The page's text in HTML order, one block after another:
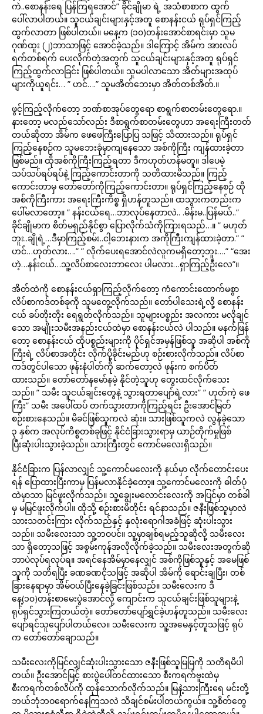
ကဲ..စောနန်းရေ ပြန်ကြရအောင်” ခိုင်ချိုမာ ရဲ့ အသံစာစာက ထွက်
ပေါ်လာပါတယ်။ သူငယ်ချင်းများနှင့်အတူ စောနန်းငယ် ရုပ်ရှင်ကြည့်
ထွက်လာတာ ဖြစ်ပါတယ်။ မနေ့က (၁၀)တန်းအောင်စာရင်းမှာ သူမ
ဂုဏ်ထူး (၂)ဘာသာဖြင့် အောင်ခဲ့သည်။ ဒါကြောင့် အိမ်က အားလပ်
ရက်တစ်ရက် ပေးလိုက်တဲ့အတွက် သူငယ်ချင်းများနှင့်အတူ ရုပ်ရှင်
ကြည့်ထွက်လာခြင်း ဖြစ်ပါတယ်။ သူမပါလာသော အိတ်များအထုပ်
များကိုယူရင်း… ” ဟင်….” သူမအိတ်ဘေးမှာ အိတ်တစ်အိတ်.။
ဖွင့်ကြည့်လိုက်တော့ ဘဏ်စာအုပ်တွေရော စာရွက်စာတမ်းတွေရော.။
နားတော့ မလည်သော်လည်း ဒီစာရွက်စာတမ်းတွေဟာ အရေးကြီးတတ်
တယ်ဆိုတာ အိမ်က ဖေဖေကြီးပြောပြ သဖြင့် သိထားသည်။ ရုပ်ရှင်
ကြည့်နေစဉ်က သူမဘေးခုံမှာကျနေသော အစ်ကိုကြီး ကျန်ထားခဲ့တာ
ဖြစ်မည်။ ထိုအစ်ကိုကြီးကြည့်ရတာ ဒီကဟုတ်ဟန်မတူ။ ဒါပေမဲ့
သပ်သပ်ရပ်ရပ်နဲ့ ကြည့်ကောင်းတာကို သတိထားမိသည်။ ကြည့်
ကောင်းတာမှ တော်တော်ကိုကြည့်ကောင်းတာ။ ရုပ်ရှင်ကြည့်နေစဉ် ထို
အစ်ကိုကြီးကား အရေးကြီးကိစ္စ ရှိဟန်တူသည်။ ထသွားကတည်းက
ပေါ်မလာတော့။ ” နန်းငယ်ရေ…ဘာလုပ်နေတာလဲ.. .မိန်းမ..ပြန်မယ်..”
ခိုင်ချိုမာက စိတ်မရှည်နိုင်စွာ ပြောလိုက်သံကိုကြားရသည်…။ ” မဟုတ်
ဘူး..ချိုရဲ့…ဒီမှာကြည့်စမ်း..ငါ့ဘေးနားက အကိုကြီးကျန်ထားခဲ့တာ.” ”
ဟင်…ဟုတ်လား….” ” လိုက်ပေးရအောင်လဲလူကမရှိတော့ဘူး….” “အေး
ဟဲ့…နန်းငယ်…သူ့လိပ်စာလေးဘာလေး ပါမလား…ရှာကြည့်ဦးလေ”။
အိတ်ထဲကို စောနန်းငယ်ရှာကြည့်လိုက်တော့ ကံကောင်းထောက်မစွာ
လိပ်စာကဒ်တစ်ခုကို သူမတွေ့လိုက်သည်။ တော်ပါသေးရဲ့လို့ စောနန်း
ငယ် ခပ်တိုးတိုး ရေရွတ်လိုက်သည်။ သူများပစ္စည်း အလကား မလိုချင်
သော အမျိုးသမီးအနည်းငယ်ထဲမှာ စောနန်းငယ်လဲ ပါသည်။ မနက်ဖြန်
တော့ စောနန်းငယ် ထိုပစ္စည်းများကို ပိုင်ရှင်အမှန်ဖြစ်သူ အဆိုပါ အစ်ကို
ကြီးရဲ့ လိပ်စာအတိုင်း လိုက်ပို့ခိုင်းမည်ဟု စဉ်းစားလိုက်သည်။ လိပ်စာ
ကဒ်တွင်ပါသော ဖုန်းနံပါတ်ကို ဆက်တော့လဲ ဖုန်းက စက်ပိတ်
ထားသည်။ တော်တော်နမော်နမဲ့ နိုင်တဲ့သူဟု တွေးထင်လိုက်သေး
သည်။ ” သမီး သူငယ်ချင်းတွေနဲ့ သွားရတာပျော်ရဲ့လား” ” ဟုတ်ကဲ့ ဖေ
ကြီး” သမီး အပေါ်ထပ် တက်သွားတာကိုကြည့်ရင်း ဦးအောင်မြတ်
စဉ်းစားနေသည်။ မိခင်ဖြစ်သူကလဲ ဆုံး။ သားဖြစ်သူကလဲ လွန်ခဲ့သော
၃ နှစ်က အလုပ်ကိစ္စတစ်ခုဖြင့် နိုင်ငံခြားသွားရာမှ ယာဉ်တိုက်မှုဖြစ်
ပြီးဆုံးပါးသွားခဲ့သည်။ သားကြီးတွင် ကောင်မလေးရှိသည်။
နိုင်ငံခြားက ပြန်လာလျှင် သူ့ကောင်မလေးကို နယ်မှာ လိုက်တောင်းပေး
ရန် ပြောထားပြီးကာမှ ပြန်မလာနိုင်ခဲ့တော့။ သူ့ကောင်မလေးကို ဓါတ်ပုံ
ထဲမှာသာ မြင်ဖူးလိုက်သည်။ သူ့ချွေးမလောင်းလေးကို အပြင်မှာ တစ်ခါ
မှ မမြင်ဖူးလိုက်ပါ။ ထိုသို့ စဉ်းစားမိတိုင်း ရင်နာသည်။ ဇနီးဖြစ်သူမှာလဲ
သားသတင်းကြား လိုက်သည်နှင့် နှလုံးရောဂါအခံဖြင့် ဆုံးပါးသွား
သည်။ သမီးလေးသာ သူ့ဘဝပင်။ သူ့မှာချစ်ရမည့်သူဆိုလို့ သမီးလေး
သာ ရှိတော့သဖြင့် အစွမ်းကုန်အလိုလိုက်ခဲ့သည်။ သမီးလေးအတွက်ဆို
ဘာပဲလုပ်ရလုပ်ရ။ အရင်နေအိမ်မှာနေလျှင် အစ်ကိုဖြစ်သူနှင့် အမေဖြစ်
သူကို သတိရပြီး ခဏခဏငိုသဖြင့် အဆိုပါ အိမ်ကို ရောင်းချပြီး၊ တစ်
ခြားနေရာမှာ အိမ်ဝယ်ပြီးနေခဲ့ခြင်းဖြစ်သည်။ သမီးလေးက ဒီ
နေ့(၁၀)တန်းစာမေးပွဲအောင်လို့ ကျောင်းက သူငယ်ချင်းဖြစ်သူများနဲ့
ရုပ်ရှင်သွားကြတယ်တဲ့။ တော်တော်ပျော်ရွှင်ခဲ့ဟန်တူသည်။ သမီးလေး
ပျော်ရင်သူပျော်ပါတယ်လေ။ သမီးလေးက သူ့အမေနှင့်တူသဖြင့် ရုပ်
က တော်တော်ချောသည်။
သမီးလေးကိုမြင်လျှင်ဆုံးပါးသွားသော ဇနီးဖြစ်သူမြမြကို သတိရမိပါ
တယ်။ ဦးအောင်မြင့် စားပွဲပေါ်တင်ထားသော စီးကရက်ဗူးထဲမှ
စီးကရက်တစ်လိပ်ကို ထုန်သောက်လိုက်သည်။ မြနဲ့သားကြီးရေ မင်းတို့
ဘယ်ဘုံဘဝရောက်နေကြသလဲ သိချင်စမ်းပါတယ်ကွယ်။ သူ့စိတ်တွေ